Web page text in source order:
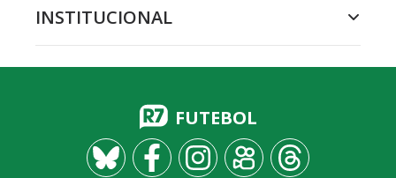
INSTITUCIONAL
FUTEBOL